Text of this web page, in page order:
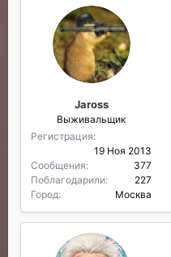
Jaross
Выживальщик
Регистрация
19 Ноя 2013
Сообщения
377
Поблагодарили
227
Город
Москва